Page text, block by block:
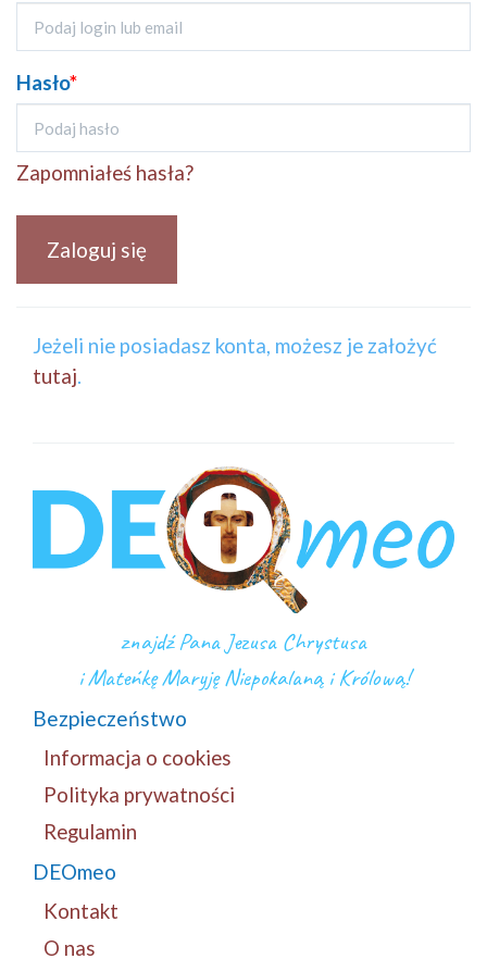
Hasło*
Zapomniałeś hasła?
Zaloguj się
Jeżeli nie posiadasz konta, możesz je założyć
tutaj.
znajdź Pana Jezusa Chrystusa
i Mateńkę Maryję Niepokalaną i Królową!
Bezpieczeństwo
Informacja o cookies
Polityka prywatności
Regulamin
DEOmeo
Kontakt
O nas